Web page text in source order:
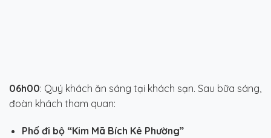
06h00: Quý khách ăn sáng tại khách sạn. Sau bữa sáng,
đoàn khách tham quan:
Phố đi bộ “Kim Mã Bích Kê Phường”